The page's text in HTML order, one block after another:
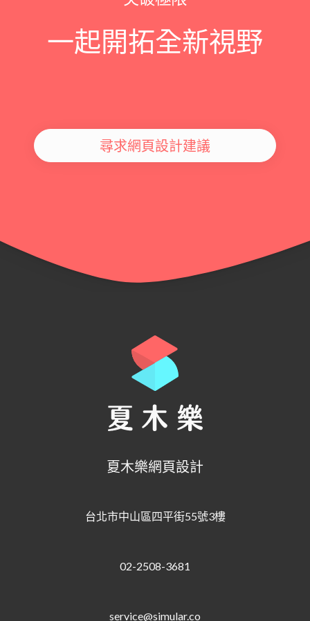
一起開拓全新視野
尋求網頁設計建議
夏木樂網頁設計
台北市中山區四平街55號3樓
02-2508-3681
service@simular.co